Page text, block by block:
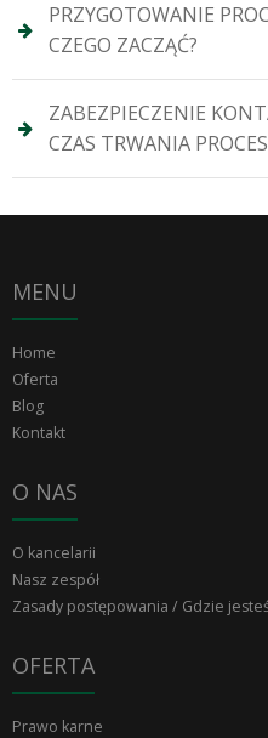
PRZYGOTOWANIE
CZEGO ZACZĄĆ?
ZABEZPIECZENIE
CZAS TRWANIA
MENU
Home
Oferta
Blog
Kontakt
O NAS
O kancelarii
Nasz zespół
Zasady postępowania / Gdzie
OFERTA
Prawo karne